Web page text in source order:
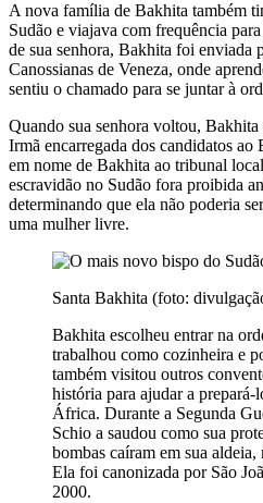
A nova família de Bakhita também
Sudão e viajava com frequência
de sua senhora, Bakhita foi enviada
Canossianas de Veneza, onde
sentiu o chamado para se juntar à
Quando sua senhora voltou,
Irmã encarregada dos candidatos
em nome de Bakhita ao tribunal
escravidão no Sudão fora proibida
determinando que ela não poderia
uma mulher livre.
Santa Bakhita (foto:
Bakhita escolheu entrar na
trabalhou como cozinheira e
também visitou outros
história para ajudar a prepará-
África. Durante a Segunda
Schio a saudou como sua
bombas caíram em sua
Ela foi canonizada por São
2000.